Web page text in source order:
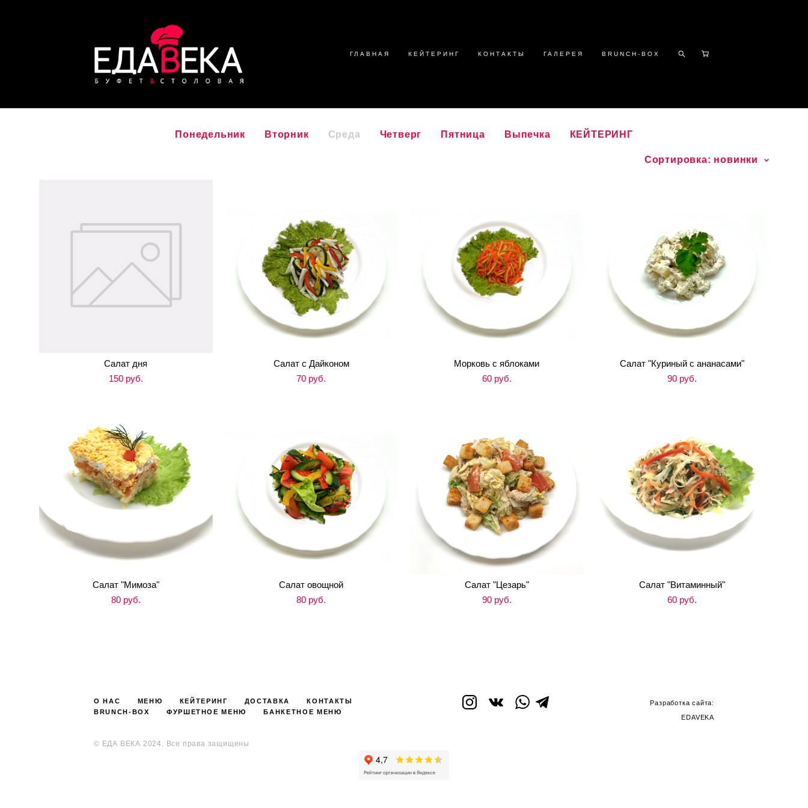
ГЛАВНАЯ КЕЙТЕРИНГ КОНТАКТЫ ГАЛЕРЕЯ BRUNCH-BOX
Понедельник Вторник Среда Четверг Пятница Выпечка КЕЙТЕРИНГ
Сортировка: новинки
Салат дня
150 pуб.
Салат с Дайконом
70 pуб.
Морковь с яблоками
60 pуб.
Салат "Куриный с ананасами"
90 pуб.
Салат "Мимоза"
80 pуб.
Салат овощной
80 pуб.
Салат "Цезарь"
90 pуб.
Салат "Витаминный"
60 pуб.
О НАС МЕНЮ КЕЙТЕРИНГ ДОСТАВКА
КОНТАКТЫ
BRUNCH-BOX
ФУРШЕТНОЕ МЕНЮ БАНКЕТНОЕ МЕНЮ
Разработка сайта:
EDAVEKA
©️ ЕДА ВЕКА 2024. Все права защищены